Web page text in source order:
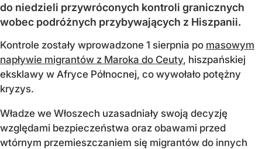
do niedzieli przywróconych kontroli granicznych
wobec podróżnych przybywających z Hiszpanii.
Kontrole zostały wprowadzone 1 sierpnia po masowym
napływie migrantów z Maroka do Ceuty, hiszpańskiej
eksklawy w Afryce Północnej, co wywołało potężny
kryzys.
Władze we Włoszech uzasadniały swoją decyzję
względami bezpieczeństwa oraz obawami przed
wtórnym przemieszczaniem się migrantów do innych